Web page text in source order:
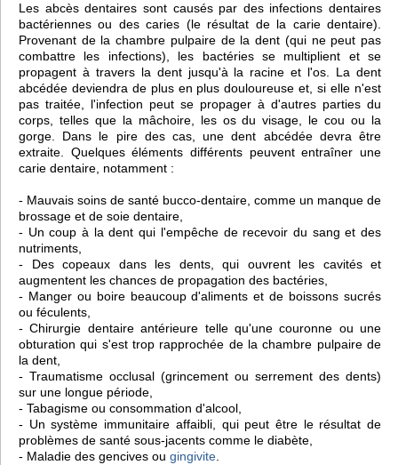
Les abcès dentaires sont causés par des infections dentaires
bactériennes ou des caries (le résultat de la carie dentaire).
Provenant de la chambre pulpaire de la dent (qui ne peut pas
combattre les infections), les bactéries se multiplient et se
propagent à travers la dent jusqu'à la racine et l'os. La dent
abcédée deviendra de plus en plus douloureuse et, si elle n'est
pas traitée, l'infection peut se propager à d'autres parties du
corps, telles que la mâchoire, les os du visage, le cou ou la
gorge. Dans le pire des cas, une dent abcédée devra être
extraite. Quelques éléments différents peuvent entraîner une
carie dentaire, notamment :
- Mauvais soins de santé bucco-dentaire, comme un manque de
brossage et de soie dentaire,
- Un coup à la dent qui l'empêche de recevoir du sang et des
nutriments,
- Des copeaux dans les dents, qui ouvrent les cavités et
augmentent les chances de propagation des bactéries,
- Manger ou boire beaucoup d'aliments et de boissons sucrés
ou féculents,
- Chirurgie dentaire antérieure telle qu'une couronne ou une
obturation qui s'est trop rapprochée de la chambre pulpaire de
la dent,
- Traumatisme occlusal (grincement ou serrement des dents)
sur une longue période,
- Tabagisme ou consommation d'alcool,
- Un système immunitaire affaibli, qui peut être le résultat de
problèmes de santé sous-jacents comme le diabète,
- Maladie des gencives ou gingivite